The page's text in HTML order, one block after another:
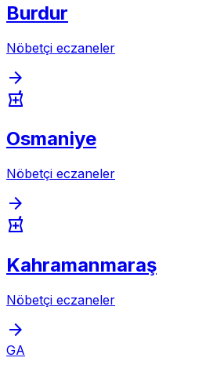
Burdur
Nöbetçi eczaneler
arrow_forward
local_pharmacy
Osmaniye
Nöbetçi eczaneler
arrow_forward
local_pharmacy
Kahramanmaraş
Nöbetçi eczaneler
arrow_forward
GA